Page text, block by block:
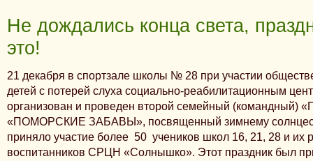
Не дождались конца света,
это!
21 декабря в спортзале школы № 28 при участии
детей с потерей слуха социально-реабилитационным
организован и проведен второй семейный (командный)
«ПОМОРСКИЕ ЗАБАВЫ», посвященный зимнему
приняло участие более 50 учеников школ 16, 21, 28 и их
воспитанников СРЦН «Солнышко». Этот праздник был